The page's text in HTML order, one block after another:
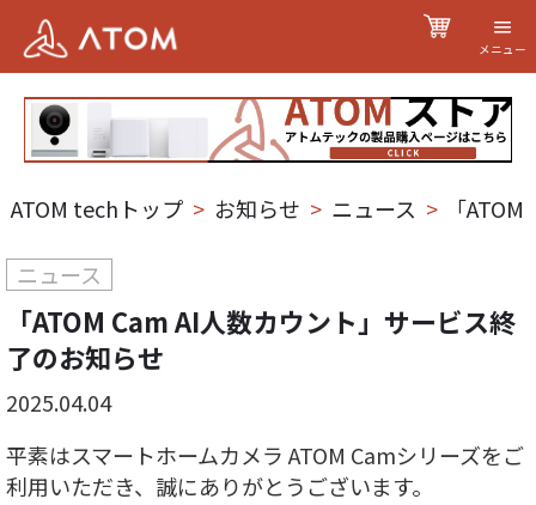
メニュー
ATOM techトップ > お知らせ > ニュース > 「
ニュース
「ATOM Cam AI人数カウント」サービス終
了のお知らせ
2025.04.04
平素はスマートホームカメラ ATOM Camシリーズをご
利用いただき、誠にありがとうございます。